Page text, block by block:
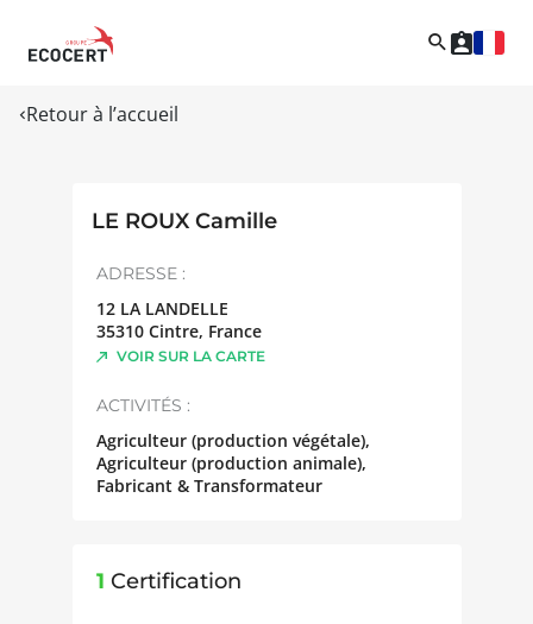
Retour à l’accueil
LE ROUX Camille
ADRESSE :
12 LA LANDELLE
35310 Cintre, France
VOIR SUR LA CARTE
ACTIVITÉS :
Agriculteur (production végétale),
Agriculteur (production animale),
Fabricant & Transformateur
1 Certification